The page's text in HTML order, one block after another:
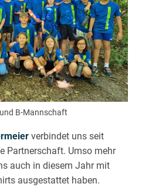
B-Mannschaft
verbindet uns seit
Partnerschaft. Umso mehr
auch in diesem Jahr mit
ausgestattet haben.